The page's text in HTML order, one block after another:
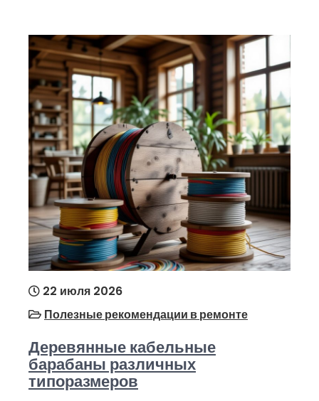
22 июля 2026
Полезные рекомендации в ремонте
Деревянные кабельные
барабаны различных
типоразмеров